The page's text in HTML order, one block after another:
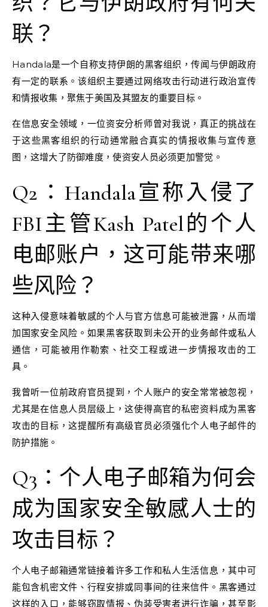
联？
Handala是一个自称支持伊朗的黑客组织，传闻与伊朗政府
有一定的联系。该组织主要通过网络攻击行动进行政治宣传
和情报收集，聚焦于美国及其盟友的重要目标。
在信息安全领域，一位资安分析师曾对我说，真正的挑战在
于这些黑客组织的行动通常融合真实的情报收集与宣传意
图，这增大了防御难度，使资安人员必须更加警觉。
Q2：Handala宣称入侵了
FBI主管Kash Patel的个人
电邮账户，这可能带来哪
些风险？
这种入侵意味着敏感的个人与官方信息可能被泄露，从而增
加国家安全风险。如果黑客获取到未公开的业务邮件或私人
通信，可能被用作勒索、社交工程或进一步情报攻击的工
具。
我曾听一位前政府官员提到，个人账户的安全常常被忽视，
尤其是在信息人员层级上，这使得高官的私密资料成为黑客
攻击的目标，这提醒所有高级官员必须强化个人电子邮件的
防护措施。
Q3：个人电子邮箱为何会
成为国家安全敏感人士的
攻击目标？
个人电子邮箱通常链接着许多工作和私人生活信息，其中可
能包含机密文件、行程安排或同事间的往来信件。黑客通过
这样的入口，能够窃取情报、伪装受害者进行诈骗，甚至影